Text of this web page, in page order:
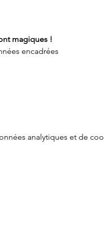
magiques !
encadrées
analytiques et de